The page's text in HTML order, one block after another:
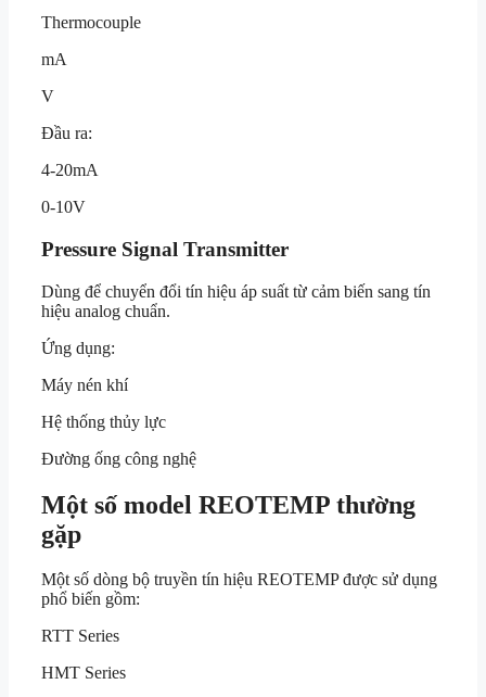
Thermocouple
mA
V
Đầu ra:
4-20mA
0-10V
Pressure Signal Transmitter
Dùng để chuyển đổi tín hiệu áp suất từ cảm biến sang tín
hiệu analog chuẩn.
Ứng dụng:
Máy nén khí
Hệ thống thủy lực
Đường ống công nghệ
Một số model REOTEMP thường
gặp
Một số dòng bộ truyền tín hiệu REOTEMP được sử dụng
phổ biến gồm:
RTT Series
HMT Series